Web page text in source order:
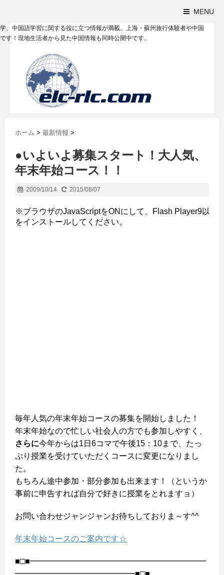
MENU
、中国語学習に関する役に立つ情報が満載。上海・蘇州旅行体験者や中国
す！現地生活者から見た中国情報も同時公開中です。
ホーム > 最新情報 >
●いよいよ募集スタート！大人気、
年末年始コース！！
2009/10/14 2015/08/07
※ブラウザのJavaScriptをONにして、Flash Player9以上
をインストールしてください。
毎年人気の年末年始コースの募集を開始しました！
年末年始なので忙しい社会人の方でも参加しやすく、
さらに今年からは1日6コマで午後15：10まで、たっ
ぷり授業を受けていただくコースに変更になりまし
た。
もちろん途中参加・部分参加も出来ます！（というか
事前に申告すれば自分で好きに授業をとれますョ）
お問い合わせジャンジャンお待ちしておりま～す^^
年末年始コースのご案内です☆
■□■━━━━━━━━━━━━━━━━━━━━━━